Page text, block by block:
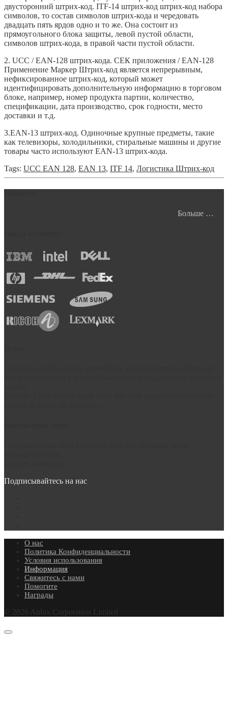
двусторонний штрих-код. ITF-14 штрих-код штрих-код набора
символов, то состав символов штрих-кода и чередовать
двадцать пять ярдов одно и то же. Она состоит из
прямоугольного блока защиты, левой пустой области,
символов штрих-кода, в правой части пустой области.
2. UCC / EAN-128 штрих-кода. СЕК приложения / EAN-128
Применение Маркер Штрих-код является непрерывным,
нефиксированное штрих-код, который может
идентифицировать дополнительную информацию в торговом
блоке, например, номер продукта партии, количество,
спецификации, дата производство, срок годности, место
доставки и т.д.
3.EAN-13 штрих-код. Одиночные крупные предметы, такие
как телевизоры, холодильники, стиральные машины и другие
товары часто используют EAN-13 штрих-кода.
Tags: UCC EAN 128, EAN 13, ITF 14, Логистика Штрих-код
Больше …
Подписывайтесь на нас
О нас
Политика Конфиденциальности
Условия использования
Информация
Свяжитесь с нами
Помогите
Награды
© 2026 Aulux Corporation Limited